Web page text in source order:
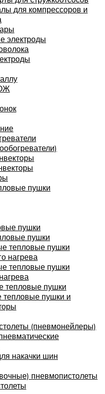
для компрессоров и
электроды
пушки
пушки
пушки
тепловые пушки
нагрева
тепловые пушки
тепловые пушки
тепловые пушки и
(пневмонейлеры)
накачки шин
пневмопистолеты